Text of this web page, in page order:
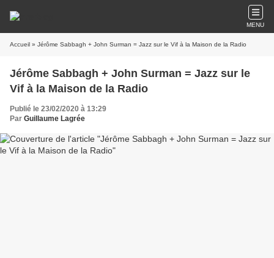
MENU
Accueil » Jérôme Sabbagh + John Surman = Jazz sur le Vif à la Maison de la Radio
Jérôme Sabbagh + John Surman = Jazz sur le
Vif à la Maison de la Radio
Publié le 23/02/2020 à 13:29
Par Guillaume Lagrée